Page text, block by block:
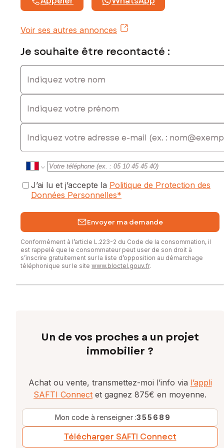
Voir ses autres annonces
Je souhaite être recontacté :
Indiquez votre nom
Indiquez votre prénom
E-mail
J’ai lu et j’accepte la Politique de Protection des
Données Personnelles*
Envoyer ma demande
Conformément à l’article L.223-2 du Code de la consommation, il
est rappelé que le consommateur peut user de son droit à
s’inscrire gratuitement sur la liste d’opposition au démarchage
téléphonique sur le site www.bloctel.gouv.fr.
Un de vos proches a un projet
immobilier ?
Achat ou vente, transmettez-moi l’info via l’appli
SAFTI Connect et gagnez 875€ en moyenne.
Mon code à renseigner :355689
Télécharger SAFTI Connect